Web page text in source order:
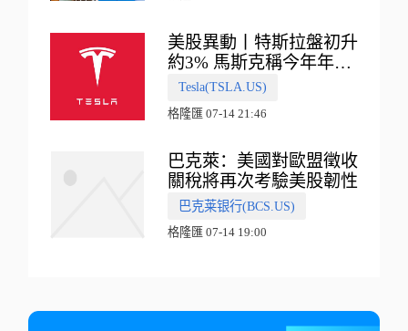
美股異動丨特斯拉盤初升
約3% 馬斯克稱今年年底
會有‘史詩級震撼’的演示
Tesla(TSLA.US)
格隆匯 07-14 21:46
巴克萊：美國對歐盟徵收
關稅將再次考驗美股韌性
巴克莱银行(BCS.US)
格隆匯 07-14 19:00